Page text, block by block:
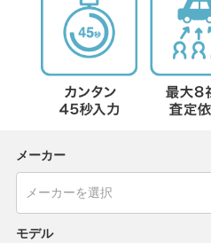
メーカー
モデル